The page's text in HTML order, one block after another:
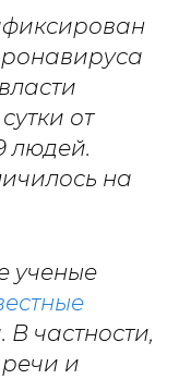
от
людей.
на
ученые
частности,
и